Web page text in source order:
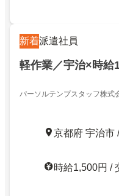
新着派遣社員
軽作業／宇治×時給
パーソルテンプスタッフ株式
京都府 宇治市
時給1,500円 /